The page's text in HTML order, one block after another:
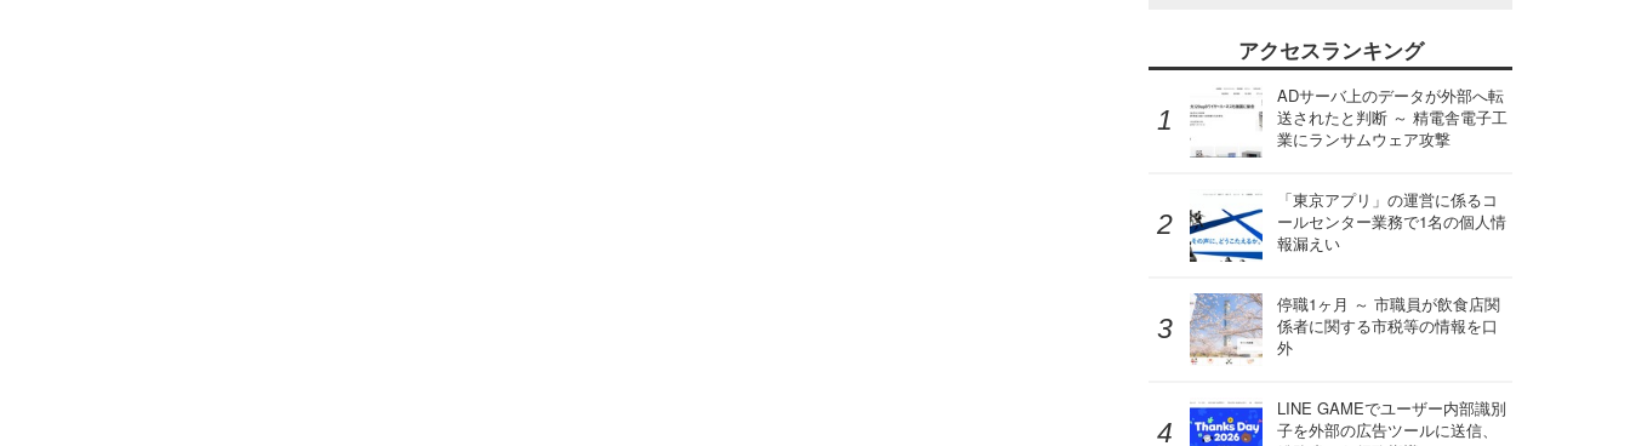
アクセスランキング
ADサーバ上のデータが外部へ転
送されたと判断 ～ 精電舎電子工
業にランサムウェア攻撃
「東京アプリ」の運営に係るコ
ールセンター業務で1名の個人情
報漏えい
停職1ヶ月 ～ 市職員が飲食店関
係者に関する市税等の情報を口
外
LINE GAMEでユーザー内部識別
子を外部の広告ツールに送信、